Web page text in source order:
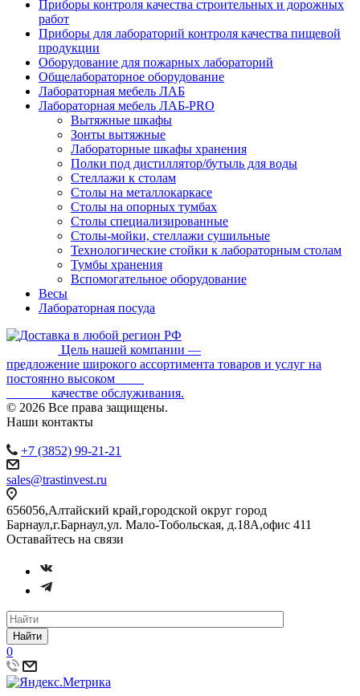
Приборы контроля качества строительных и дорожных
работ
Приборы для лабораторий контроля качества пищевой
продукции
Оборудование для пожарных лабораторий
Общелабораторное оборудование
Лабораторная мебель ЛАБ
Лабораторная мебель ЛАБ-PRO
Вытяжные шкафы
Зонты вытяжные
Лабораторные шкафы хранения
Полки под дистиллятор/бутыль для воды
Стеллажи к столам
Столы на металлокаркасе
Столы на опорных тумбах
Столы специализированные
Столы-мойки, стеллажи сушильные
Технологические стойки к лабораторным столам
Тумбы хранения
Вспомогательное оборудование
Весы
Лабораторная посуда
Цель нашей компании —
предложение широкого ассортимента товаров и услуг на
постоянно высоком
качестве обслуживания.
© 2026 Все права защищены.
Наши контакты
+7 (3852) 99-21-21
sales@trastinvest.ru
656056,Алтайский край,городской округ город
Барнаул,г.Барнаул,ул. Мало-Тобольская, д.18А,офис 411
Оставайтесь на связи
Найти
0